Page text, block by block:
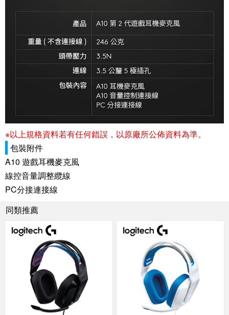
※以上規格資料若有任何錯誤，以原廠所公佈資料為準。
包裝附件
A10 遊戲耳機麥克風
線控音量調整纜線
PC分接連接線
同類推薦